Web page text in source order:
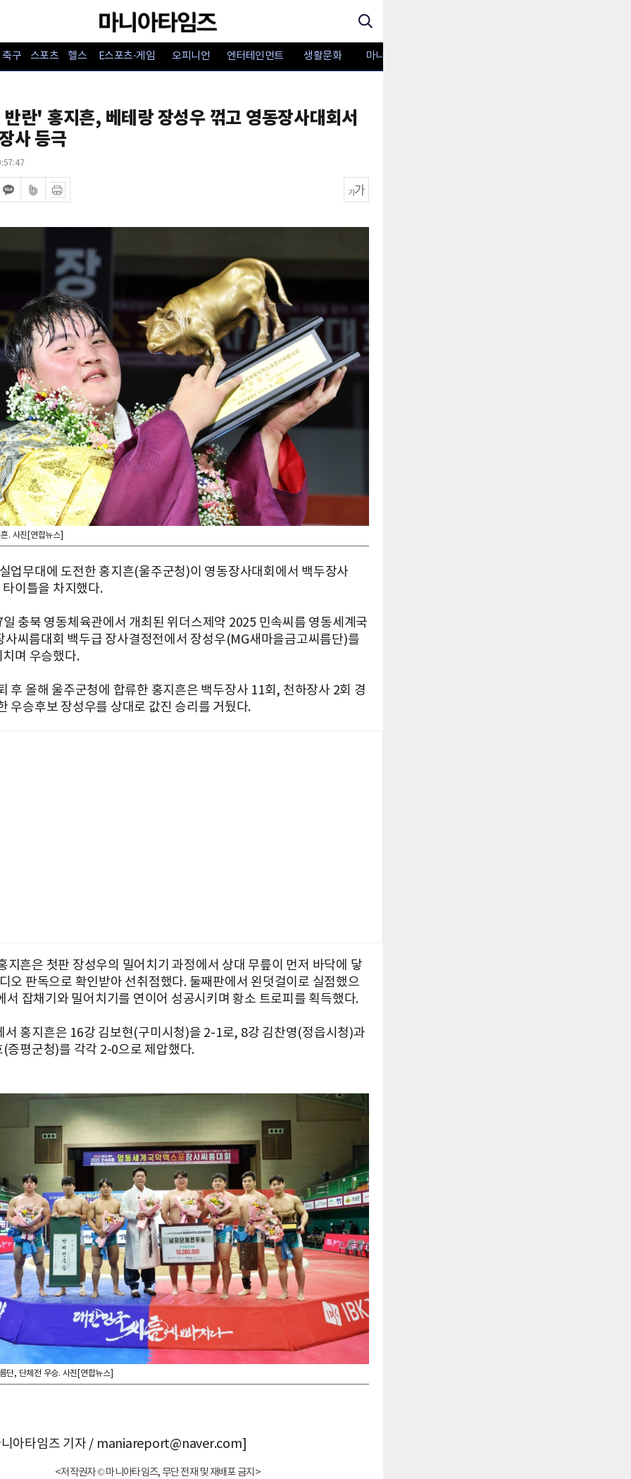
축구 스포츠 헬스 E스포츠·게임 오피니언 엔터테인먼트 생활문화 마니아TV
란' 홍지흔, 베테랑 장성우 꺾고 영동장사대회서
사 등극
. 사진[연합뉴스]
업무대에 도전한 홍지흔(울주군청)이 영동장사대회에서 백두장사
이틀을 차지했다.
충북 영동체육관에서 개최된 위더스제약 2025 민속씨름 영동세계국
사씨름대회 백두급 장사결정전에서 장성우(MG새마을금고씨름단)를
며 우승했다.
후 올해 울주군청에 합류한 홍지흔은 백두장사 11회, 천하장사 2회 경
우승후보 장성우를 상대로 값진 승리를 거뒀다.
지흔은 첫판 장성우의 밀어치기 과정에서 상대 무릎이 먼저 바닥에 닿
오 판독으로 확인받아 선취점했다. 둘째판에서 왼덧걸이로 실점했으
서 잡채기와 밀어치기를 연이어 성공시키며 황소 트로피를 획득했다.
서 홍지흔은 16강 김보현(구미시청)을 2-1로, 8강 김찬영(정읍시청)과
(증평군청)를 각각 2-0으로 제압했다.
단, 단체전 우승. 사진[연합뉴스]
니아타임즈 기자 / maniareport@naver.com]
<저작권자 © 마니아타임즈, 무단 전재 및 재배포 금지>